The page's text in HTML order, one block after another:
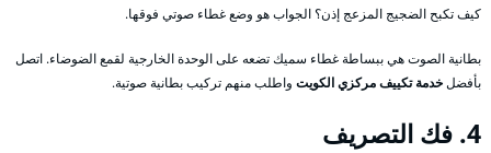
كيف تكبح الضجيج المزعج إذن؟ الجواب هو وضع غطاء صوتي فوقها.
بطانية الصوت هي ببساطة غطاء سميك تضعه على الوحدة الخارجية لقمع الضوضاء. اتصل
بأفضلخدمة تكييف مركزي الكويت واطلب منهم تركيب بطانية صوتية.
4. فك التصريف